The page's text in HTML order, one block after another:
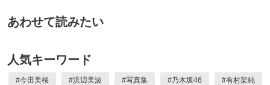
あわせて読みたい
人気キーワード
#今田美桜 #浜辺美波 #写真集 #乃木坂46 #有村架純